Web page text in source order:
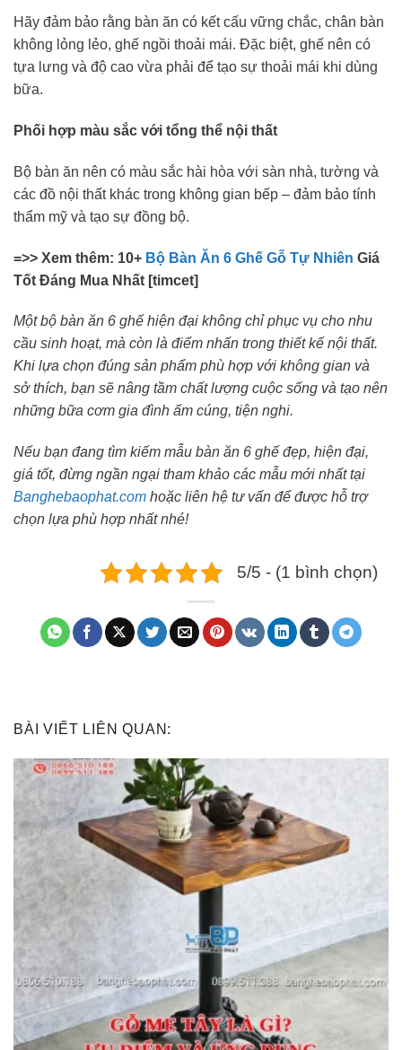
Hãy đảm bảo rằng bàn ăn có kết cấu vững chắc, chân bàn
không lỏng lẻo, ghế ngồi thoải mái. Đặc biệt, ghế nên có
tựa lưng và độ cao vừa phải để tạo sự thoải mái khi dùng
bữa.
Phối hợp màu sắc với tổng thể nội thất
Bộ bàn ăn nên có màu sắc hài hòa với sàn nhà, tường và
các đồ nội thất khác trong không gian bếp – đảm bảo tính
thẩm mỹ và tạo sự đồng bộ.
=>> Xem thêm: 10+ Bộ Bàn Ăn 6 Ghế Gỗ Tự Nhiên Giá
Tốt Đáng Mua Nhất [timcet]
Một bộ bàn ăn 6 ghế hiện đại không chỉ phục vụ cho nhu
cầu sinh hoạt, mà còn là điểm nhấn trong thiết kế nội thất.
Khi lựa chọn đúng sản phẩm phù hợp với không gian và
sở thích, bạn sẽ nâng tầm chất lượng cuộc sống và tạo nên
những bữa cơm gia đình ấm cúng, tiện nghi.
Nếu bạn đang tìm kiếm mẫu bàn ăn 6 ghế đẹp, hiện đại,
giá tốt, đừng ngần ngại tham khảo các mẫu mới nhất tại
Banghebaophat.com hoặc liên hệ tư vấn để được hỗ trợ
chọn lựa phù hợp nhất nhé!
5/5 - (1 bình chọn)
BÀI VIẾT LIÊN QUAN: